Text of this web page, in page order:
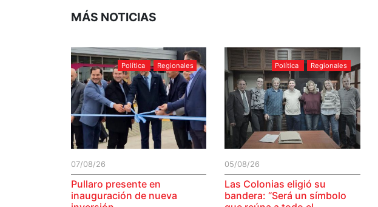
MÁS NOTICIAS
Política Regionales
07/08/26
Pullaro presente en
inauguración de nueva
Política Regionales
05/08/26
Las Colonias eligió su
bandera: “Será un símbolo